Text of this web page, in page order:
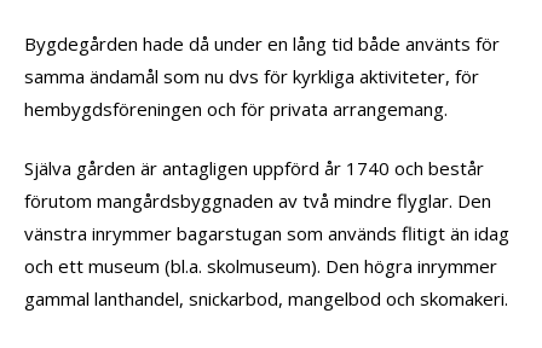
Bygdegården hade då under en lång tid både använts för
samma ändamål som nu dvs för kyrkliga aktiviteter, för
hembygdsföreningen och för privata arrangemang.
Själva gården är antagligen uppförd år 1740 och består
förutom mangårdsbyggnaden av två mindre flyglar. Den
vänstra inrymmer bagarstugan som används flitigt än idag
och ett museum (bl.a. skolmuseum). Den högra inrymmer
gammal lanthandel, snickarbod, mangelbod och skomakeri.